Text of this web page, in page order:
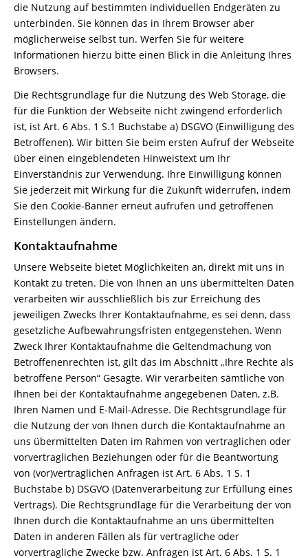
die Nutzung auf bestimmten individuellen Endgeräten zu
unterbinden. Sie können das in Ihrem Browser aber
möglicherweise selbst tun. Werfen Sie für weitere
Informationen hierzu bitte einen Blick in die Anleitung Ihres
Browsers.
Die Rechtsgrundlage für die Nutzung des Web Storage, die
für die Funktion der Webseite nicht zwingend erforderlich
ist, ist Art. 6 Abs. 1 S.1 Buchstabe a) DSGVO (Einwilligung des
Betroffenen). Wir bitten Sie beim ersten Aufruf der Webseite
über einen eingeblendeten Hinweistext um Ihr
Einverständnis zur Verwendung. Ihre Einwilligung können
Sie jederzeit mit Wirkung für die Zukunft widerrufen, indem
Sie den Cookie-Banner erneut aufrufen und getroffenen
Einstellungen ändern.
Kontaktaufnahme
Unsere Webseite bietet Möglichkeiten an, direkt mit uns in
Kontakt zu treten. Die von Ihnen an uns übermittelten Daten
verarbeiten wir ausschließlich bis zur Erreichung des
jeweiligen Zwecks Ihrer Kontaktaufnahme, es sei denn, dass
gesetzliche Aufbewahrungsfristen entgegenstehen. Wenn
Zweck Ihrer Kontaktaufnahme die Geltendmachung von
Betroffenenrechten ist, gilt das im Abschnitt „Ihre Rechte als
betroffene Person“ Gesagte. Wir verarbeiten sämtliche von
Ihnen bei der Kontaktaufnahme angegebenen Daten, z.B.
Ihren Namen und E-Mail-Adresse. Die Rechtsgrundlage für
die Nutzung der von Ihnen durch die Kontaktaufnahme an
uns übermittelten Daten im Rahmen von vertraglichen oder
vorvertraglichen Beziehungen oder für die Beantwortung
von (vor)vertraglichen Anfragen ist Art. 6 Abs. 1 S. 1
Buchstabe b) DSGVO (Datenverarbeitung zur Erfüllung eines
Vertrags). Die Rechtsgrundlage für die Verarbeitung der von
Ihnen durch die Kontaktaufnahme an uns übermittelten
Daten in anderen Fällen als für vertragliche oder
vorvertragliche Zwecke bzw. Anfragen ist Art. 6 Abs. 1 S. 1